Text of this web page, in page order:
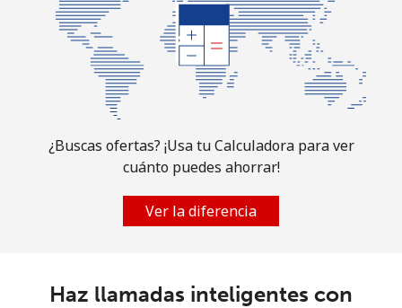
¿Buscas ofertas? ¡Usa tu Calculadora para ver
cuánto puedes ahorrar!
Ver la diferencia
Haz llamadas inteligentes con